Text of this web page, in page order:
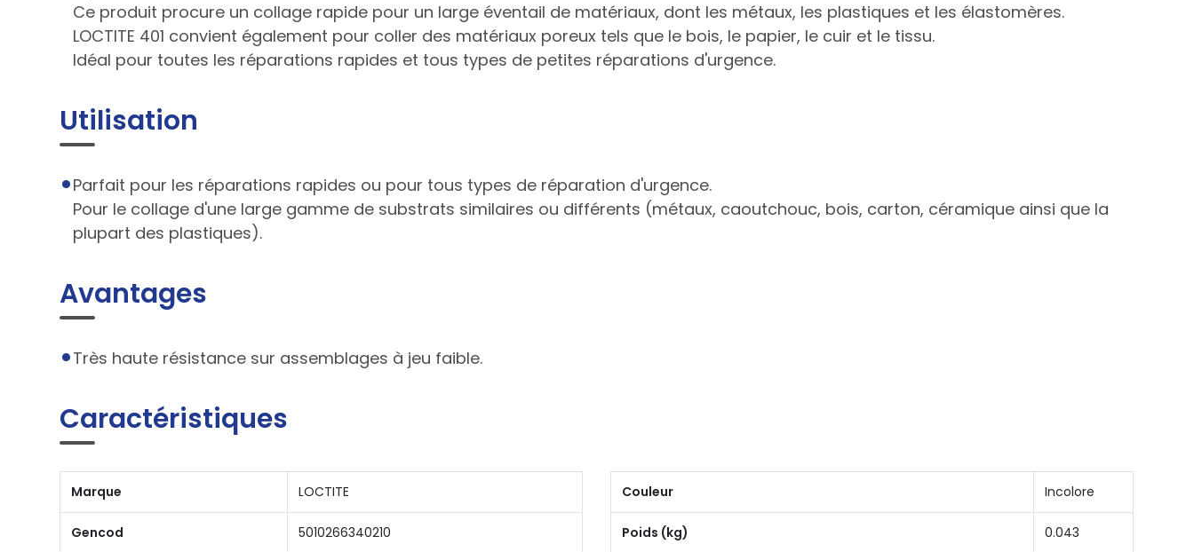
Ce produit procure un collage rapide pour un large éventail de matériaux, dont les métaux, les plastiques et les élastomères.
LOCTITE 401 convient également pour coller des matériaux poreux tels que le bois, le papier, le cuir et le tissu.
Idéal pour toutes les réparations rapides et tous types de petites réparations d'urgence.
Utilisation
Parfait pour les réparations rapides ou pour tous types de réparation d'urgence.
Pour le collage d'une large gamme de substrats similaires ou différents (métaux, caoutchouc, bois, carton, céramique ainsi que la
plupart des plastiques).
Avantages
Très haute résistance sur assemblages à jeu faible.
Caractéristiques
Marque LOCTITE
Gencod 5010266340210
Couleur Incolore
Poids (kg) 0.043